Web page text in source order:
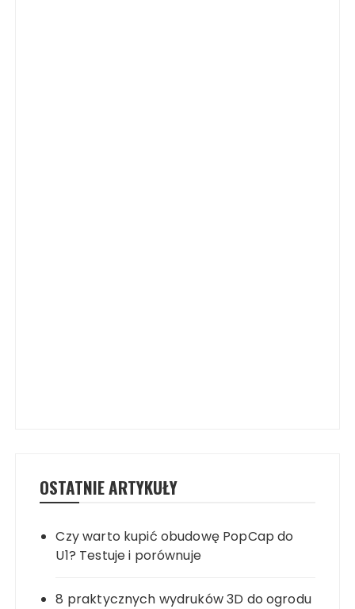
OSTATNIE ARTYKUŁY
Czy warto kupić obudowę PopCap do
U1? Testuje i porównuje
8 praktycznych wydruków 3D do ogrodu